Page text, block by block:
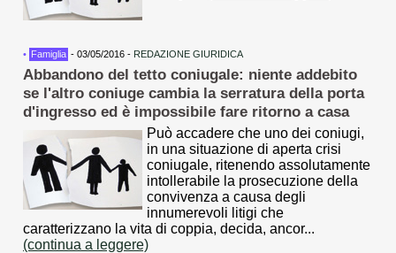
• Famiglia - 03/05/2016 - REDAZIONE GIURIDICA
Abbandono del tetto coniugale: niente addebito
se l'altro coniuge cambia la serratura della porta
d'ingresso ed è impossibile fare ritorno a casa
Può accadere che uno dei coniugi,
in una situazione di aperta crisi
coniugale, ritenendo assolutamente
intollerabile la prosecuzione della
convivenza a causa degli
innumerevoli litigi che
caratterizzano la vita di coppia, decida, ancor...
(continua a leggere)